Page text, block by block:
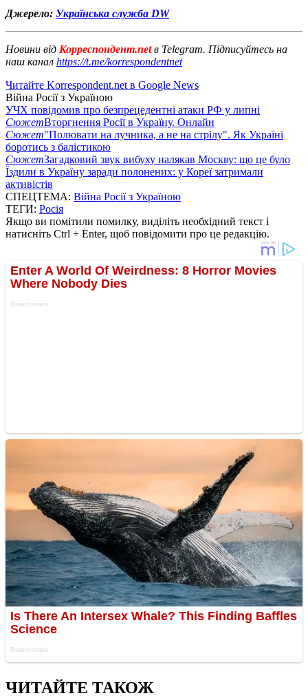
Джерело: Українська служба DW
Новини від Корреспондент.netв Telegram. Підписуйтесь на
наш канал https://t.me/korrespondentnet
Читайте Korrespondent.net в Google News
Війна Росії з Україною
УЧХ повідомив про безпрецедентні атаки РФ у липні
СюжетВторгнення Росії в Україну. Онлайн
Сюжет"Полювати на лучника, а не на стрілу". Як Україні
боротись з балістикою
СюжетЗагадковий звук вибуху налякав Москву: що це було
Їздили в Україну заради полонених: у Кореї затримали
активістів
СПЕЦТЕМА: Війна Росії з Україною
ТЕГИ: Росія
Якщо ви помітили помилку, виділіть необхідний текст і
натисніть Ctrl + Enter, щоб повідомити про це редакцію.
ЧИТАЙТЕ ТАКОЖ